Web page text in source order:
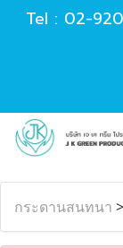
Tel : 02-
กระดานสนทนา >